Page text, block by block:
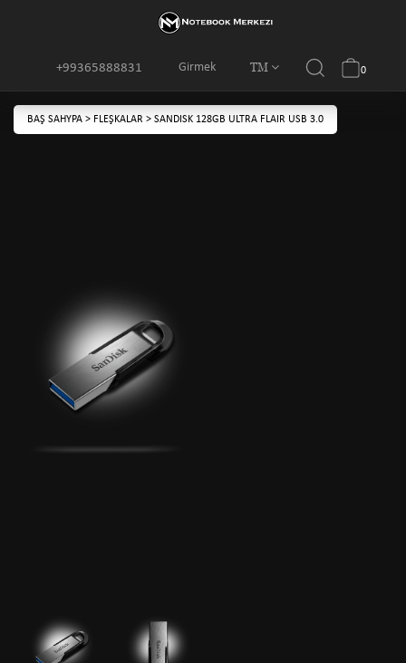
Girmek TM
+99365888831 0
BAŞ SAHYPA > FLEŞKALAR > SANDISK 128GB ULTRA FLAIR USB 3.0